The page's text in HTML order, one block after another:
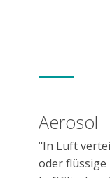
Aerosol
"In Luft
oder flüssige